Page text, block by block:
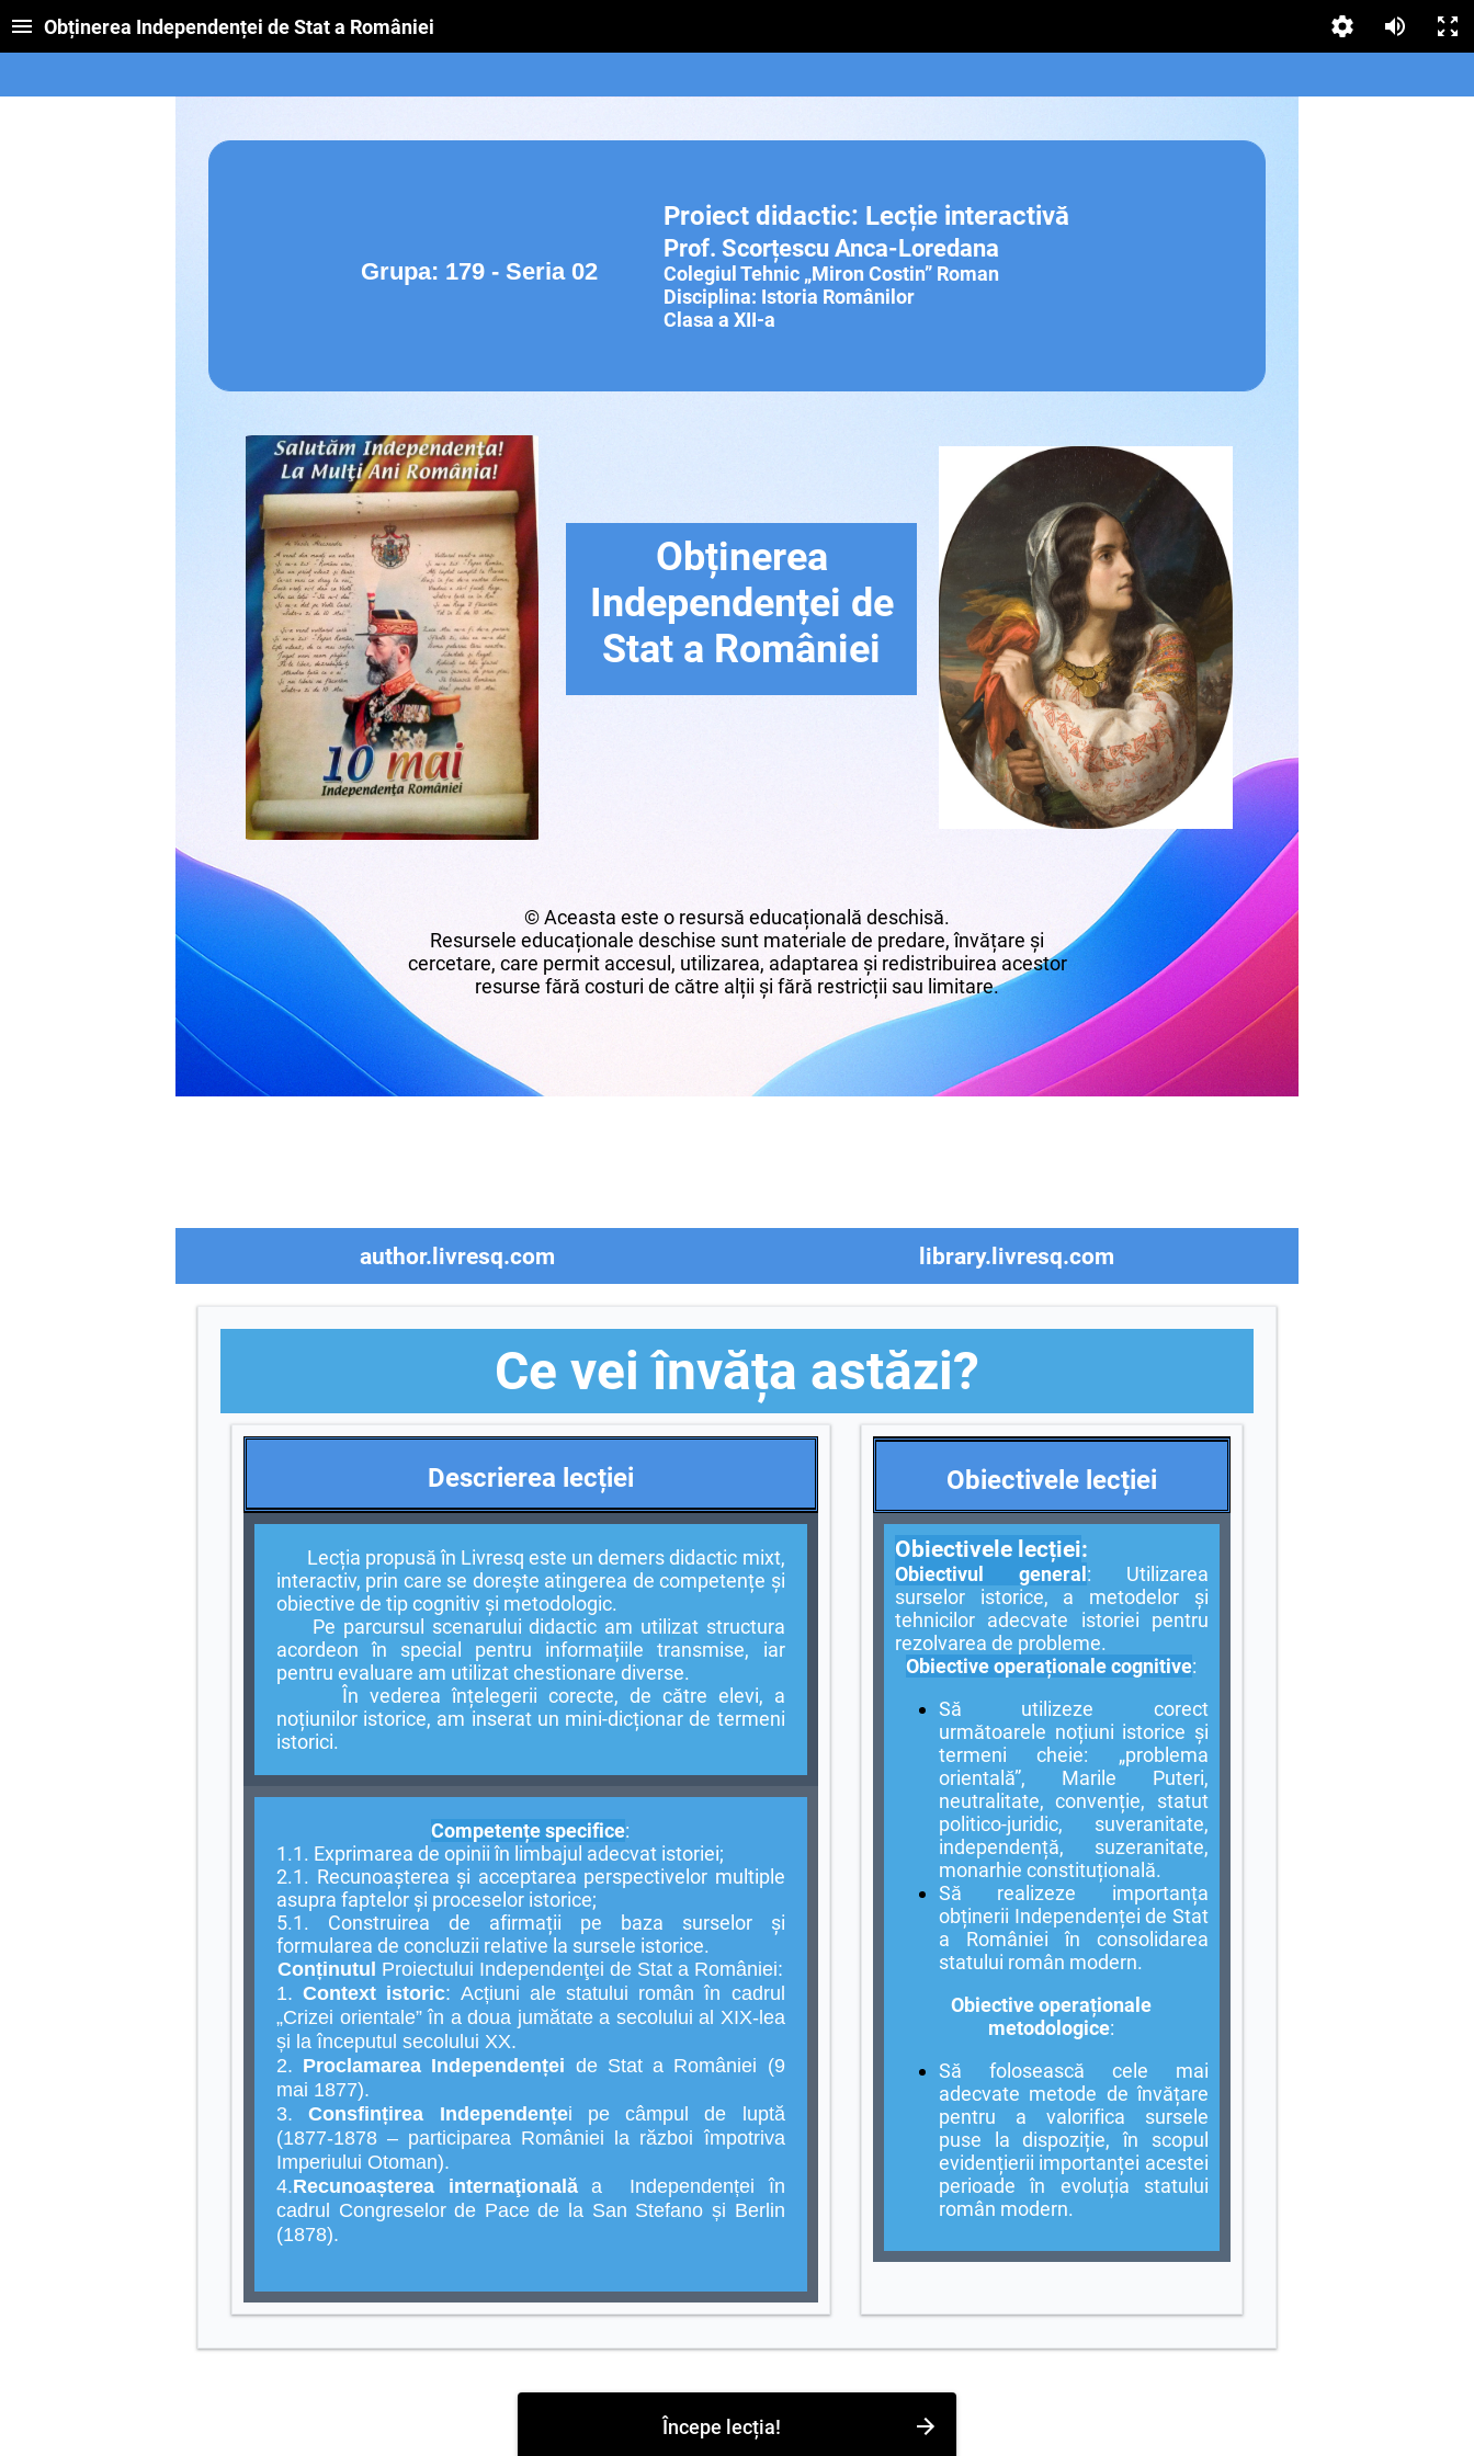
Obținerea Independenței de Stat a României
Grupa: 179 - Seria 02
Proiect didactic: Lecție interactivă
Prof. Scorțescu Anca-Loredana
Colegiul Tehnic „Miron Costin” Roman
Disciplina: Istoria Românilor
Clasa a XII-a
Obținerea
Independenței de
Stat a României
© Aceasta este o resursă educațională deschisă.
Resursele educaționale deschise sunt materiale de predare, învățare și
cercetare, care permit accesul, utilizarea, adaptarea și redistribuirea acestor
resurse fără costuri de către alții și fără restricții sau limitare.
author.livresq.com library.livresq.com
Ce vei învăța astăzi?
Descrierea lecției
Lecția propusă în Livresq este un demers didactic mixt,
interactiv, prin care se dorește atingerea de competențe și
obiective de tip cognitiv și metodologic.
Pe parcursul scenarului didactic am utilizat structura
acordeon în special pentru informațiile transmise, iar
pentru evaluare am utilizat chestionare diverse.
În vederea înțelegerii corecte, de către elevi, a
noțiunilor istorice, am inserat un mini-dicționar de termeni
istorici.
Competențe specifice:
1.1. Exprimarea de opinii în limbajul adecvat istoriei;
2.1. Recunoașterea și acceptarea perspectivelor multiple
asupra faptelor și proceselor istorice;
5.1. Construirea de afirmații pe baza surselor și
formularea de concluzii relative la sursele istorice.
Conținutul Proiectului Independenţei de Stat a României:
1.Context istoric: Acțiuni ale statului român în cadrul
„Crizei orientale” în a doua jumătate a secolului al XIX-lea
și la începutul secolului XX.
2. Proclamarea Independenței de Stat a României (9
mai 1877).
3.Consfințirea Independenței pe câmpul de luptă
(1877-1878 – participarea României la război împotriva
Imperiului Otoman).
4.Recunoașterea internaţionalăa Independenței în
cadrul Congreselor de Pace de la San Stefano și Berlin
(1878).
Obiectivele lecției
Obiectivele lecției:
Obiectivul general: Utilizarea
surselor istorice, a metodelor și
tehnicilor adecvate istoriei pentru
rezolvarea de probleme.
Obiective operaționale cognitive:
Să utilizeze corect
următoarele noțiuni istorice și
termeni cheie: „problema
orientală”, Marile Puteri,
neutralitate, convenție, statut
politico-juridic, suveranitate,
independență, suzeranitate,
monarhie constituțională.
Să realizeze importanța
obținerii Independenței de Stat
a României în consolidarea
statului român modern.
Obiective operaționale
metodologice:
Să folosească cele mai
adecvate metode de învățare
pentru a valorifica sursele
puse la dispoziție, în scopul
evidențierii importanței acestei
perioade în evoluția statului
român modern.
Începe lecția!